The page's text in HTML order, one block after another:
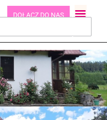
DOŁĄCZ DO NAS